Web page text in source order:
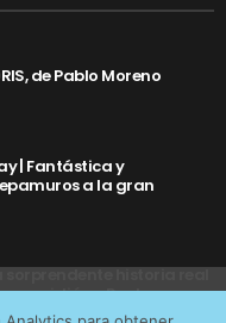
de Pablo Moreno
| Fantástica y
a la gran
sorprendente historia real
convirtió en Rocky